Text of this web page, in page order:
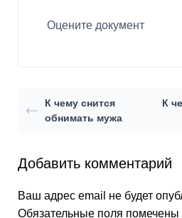
Оцените документ
К чему снится
обнимать мужа
К
Добавить комментарий
Ваш адрес email не будет
Обязательные поля помечены